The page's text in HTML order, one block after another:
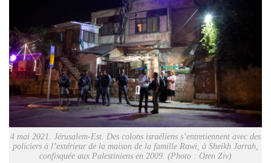
4 mai 2021. Jérusalem-Est. Des colons israéliens s’entretiennent avec des
policiers à l’extérieur de la maison de la famille Rawi, à Sheikh Jarrah,
confisquée aux Palestiniens en 2009. (Photo : Oren Ziv)